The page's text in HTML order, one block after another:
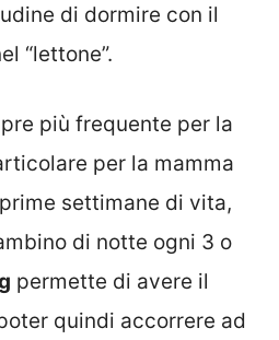
di dormire con il
“lettone”.
più frequente per la
per la mamma
settimane di vita,
di notte ogni 3 o
permette di avere il
quindi accorrere ad